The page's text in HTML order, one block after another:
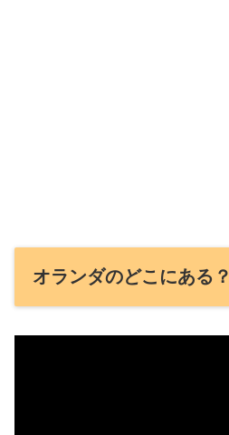
オランダのどこにある？